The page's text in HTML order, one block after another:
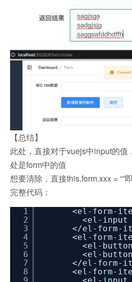
【总结】
此处，直接对于vuejs中input的值
处是form中的值
想要清除，直接this.form.xxx = “”
完整代码：
1
2
3
4
5
6
7
8
<el-form-
<el-input
</el-form-
<el-form-
<el-
<el-
</el-form-
<el-form-